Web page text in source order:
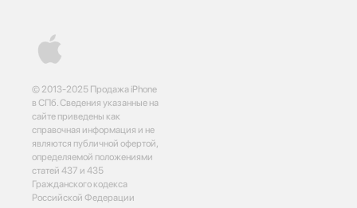
© 2013-2025 Продажа iPhone
в СПб. Сведения указанные на
сайте приведены как
справочная информация и не
являются публичной офертой,
определяемой положениями
статей 437 и 435
Гражданского кодекса
Российской Федерации